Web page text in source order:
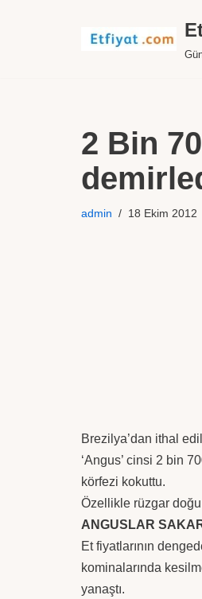
2 Bin
admin 18 Ekim 2012
Brezilya’dan ithal
‘Angus’ cinsi 2 bin
körfezi kokuttu.
Özellikle rüzgar
ANGUSLAR
Et fiyatlarının
kominalarında
yanaştı.